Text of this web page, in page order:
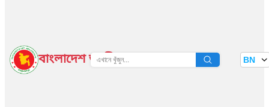
বাংলাদেশ জাতীয় তথ্য বাতায়ন BN